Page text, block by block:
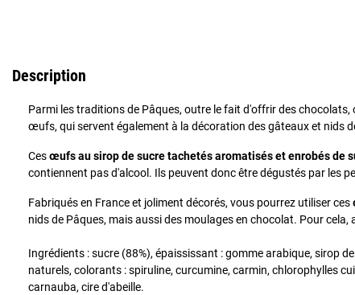
Description
Parmi les traditions de Pâques, outre le fait d'offrir des
œufs, qui servent également à la décoration des gâteaux et nids
Cesœufs au sirop de sucre tachetés aromatisés et enrobés de
contiennent pas d'alcool. Ils peuvent donc être dégustés par les
Fabriqués en France et joliment décorés, vous pourrez utiliser ces
nids de Pâques, mais aussi des moulages en chocolat. Pour cela,
Ingrédients : sucre (88%), épaississant : gomme arabique, sirop
naturels, colorants : spiruline, curcumine, carmin, chlorophylles
carnauba, cire d'abeille.